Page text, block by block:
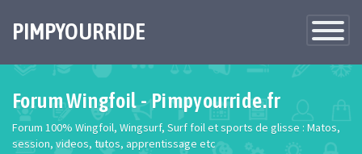
Toggle
PIMPYOURRIDE
Forum Wingfoil - Pimpyourride.fr
Forum 100% Wingfoil, Wingsurf, Surf foil et sports de glisse : Matos,
session, videos, tutos, apprentissage etc